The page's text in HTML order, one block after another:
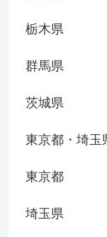
栃木県
群馬県
茨城県
東京都・埼玉
東京都
埼玉県